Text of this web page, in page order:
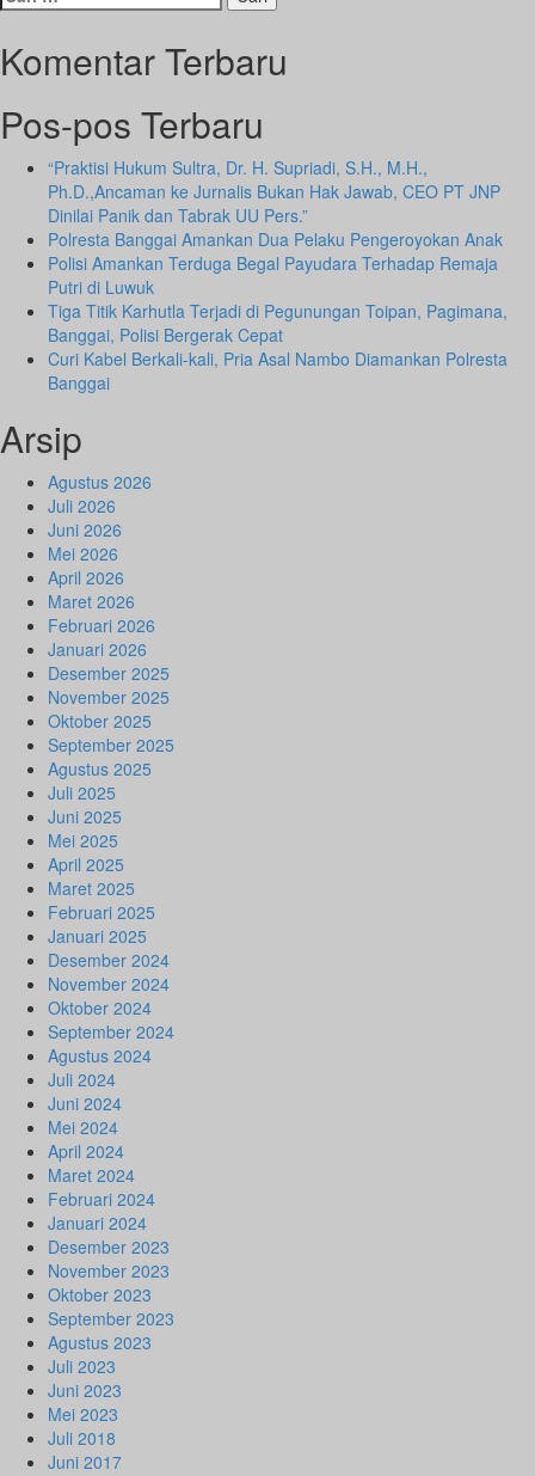
untuk:
Komentar Terbaru
Pos-pos Terbaru
“Praktisi Hukum Sultra, Dr. H. Supriadi, S.H., M.H.,
Ph.D.,Ancaman ke Jurnalis Bukan Hak Jawab, CEO PT JNP
Dinilai Panik dan Tabrak UU Pers.”
Polresta Banggai Amankan Dua Pelaku Pengeroyokan Anak
Polisi Amankan Terduga Begal Payudara Terhadap Remaja
Putri di Luwuk
Tiga Titik Karhutla Terjadi di Pegunungan Toipan, Pagimana,
Banggai, Polisi Bergerak Cepat
Curi Kabel Berkali-kali, Pria Asal Nambo Diamankan Polresta
Banggai
Arsip
Agustus 2026
Juli 2026
Juni 2026
Mei 2026
April 2026
Maret 2026
Februari 2026
Januari 2026
Desember 2025
November 2025
Oktober 2025
September 2025
Agustus 2025
Juli 2025
Juni 2025
Mei 2025
April 2025
Maret 2025
Februari 2025
Januari 2025
Desember 2024
November 2024
Oktober 2024
September 2024
Agustus 2024
Juli 2024
Juni 2024
Mei 2024
April 2024
Maret 2024
Februari 2024
Januari 2024
Desember 2023
November 2023
Oktober 2023
September 2023
Agustus 2023
Juli 2023
Juni 2023
Mei 2023
Juli 2018
Juni 2017